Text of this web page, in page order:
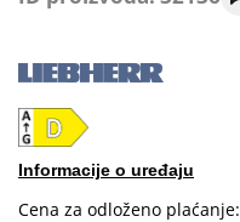
Informacije o uređaju
Cena za odloženo plaćanje: